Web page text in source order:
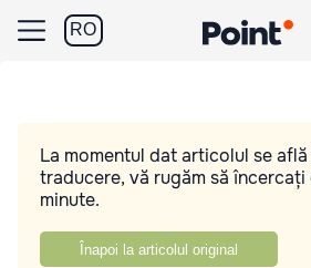
RO
La momentul dat articolul se
traducere, vă rugăm să
minute.
Înapoi la articolul original